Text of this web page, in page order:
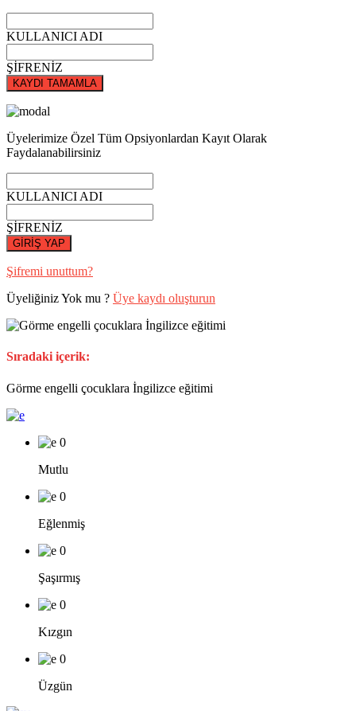
KULLANICI ADI
ŞİFRENİZ
KAYDI TAMAMLA
Üyelerimize Özel Tüm Opsiyonlardan Kayıt Olarak
Faydalanabilirsiniz
KULLANICI ADI
ŞİFRENİZ
GİRİŞ YAP
Şifremi unuttum?
Üyeliğiniz Yok mu ? Üye kaydı oluşturun
Sıradaki içerik:
Görme engelli çocuklara İngilizce eğitimi
0
Mutlu
0
Eğlenmiş
0
Şaşırmış
0
Kızgın
0
Üzgün